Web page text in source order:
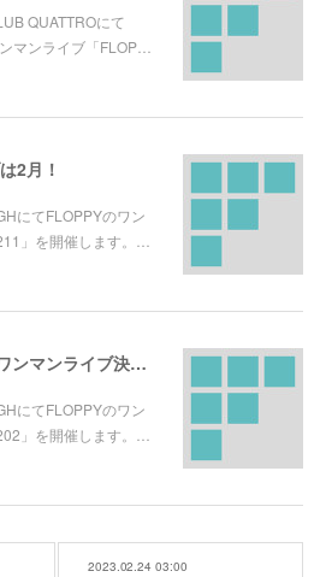
QUATTROにて
マンライブ「FLOP…
2月！
にてFLOPPYのワン
」を開催します。…
FLOPPY、八か月ぶりのワンマンライブ決定！
にてFLOPPYのワン
」を開催します。…
2023.02.24 03:00